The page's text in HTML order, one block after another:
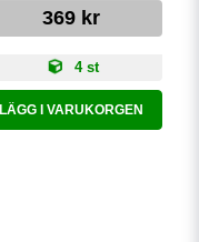
369 kr
4 st
LÄGG I VARUKORGEN